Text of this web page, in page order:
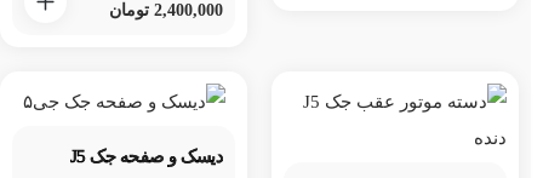
2,400,000 تومان
دیسک و صفحه جک J5